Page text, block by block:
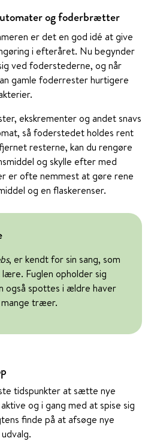
og foderbrætter
er det en god idé at give
i efteråret. Nu begynder
ved foderstederne, og når
gamle foderrester hurtigere
ekskrementer og andet snavs
så foderstedet holdes rent
resterne, kan du rengøre
og skylle efter med
er ofte nemmest at gøre rene
og en flaskerenser.
, er kendt for sin sang, som
Fuglen opholder sig
også spottes i ældre haver
træer.
tidspunkter at sætte nye
og i gang med at spise sig
finde på at afsøge nye